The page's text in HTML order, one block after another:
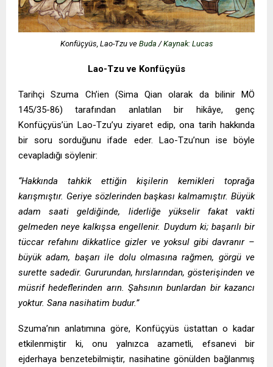
Konfüçyüs, Lao-Tzu ve Buda /Kaynak: Lucas
Lao-Tzu ve Konfüçyüs
Tarihçi Szuma Ch’ien (Sima Qian olarak da bilinir MÖ
145/35-86) tarafından anlatılan bir hikâye, genç
Konfüçyüs’ün Lao-Tzu’yu ziyaret edip, ona tarih hakkında
bir soru sorduğunu ifade eder. Lao-Tzu’nun ise böyle
cevapladığı söylenir:
“Hakkında tahkik ettiğin kişilerin kemikleri toprağa
karışmıştır. Geriye sözlerinden başkası kalmamıştır. Büyük
adam saati geldiğinde, liderliğe yükselir fakat vakti
gelmeden neye kalkışsa engellenir. Duydum ki; başarılı bir
tüccar refahını dikkatlice gizler ve yoksul gibi davranır –
büyük adam, başarı ile dolu olmasına rağmen, görgü ve
surette sadedir. Gururundan, hırslarından, gösterişinden ve
müsrif hedeflerinden arın. Şahsının bunlardan bir kazancı
yoktur. Sana nasihatim budur.”
Szuma’nın anlatımına göre, Konfüçyüs üstattan o kadar
etkilenmiştir ki, onu yalnızca azametli, efsanevi bir
ejderhaya benzetebilmiştir, nasihatine gönülden bağlanmış